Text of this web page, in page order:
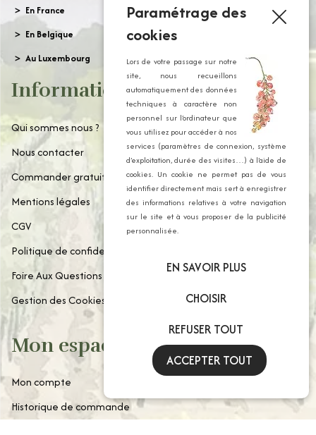
En France
En Belgique
Au Luxembourg
Informations
Qui sommes nous ?
Nous contacter
Commander gratuitement notre catalogue
Mentions légales
CGV
Politique de confidentialité
Foire Aux Questions
Gestion des Cookies
Mon espace client
Mon compte
Historique de commande
Paramétrage des
cookies
Lors de votre passage sur notre
site, nous recueillons
automatiquement des données
techniques à caractère non
personnel sur l’ordinateur que
vous utilisez pour accéder à nos
services (paramètres de connexion, système
d’exploitation, durée des visites…) à l’aide de
cookies. Un cookie ne permet pas de vous
identifier directement mais sert à enregistrer
des informations relatives à votre navigation
sur le site et à vous proposer de la publicité
personnalisée.
EN SAVOIR PLUS
CHOISIR
REFUSER TOUT
ACCEPTER TOUT